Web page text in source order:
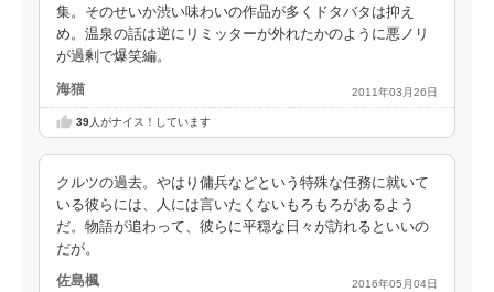
集。そのせいか渋い味わいの作品が多くドタバタは抑え
め。温泉の話は逆にリミッターが外れたかのように悪ノリ
が過剰で爆笑編。
海猫 2011年03月26日
39人がナイス！しています
クルツの過去。やはり傭兵などという特殊な任務に就いて
いる彼らには、人には言いたくないもろもろがあるよう
だ。物語が追わって、彼らに平穏な日々が訪れるといいの
だが。
佐島楓 2016年05月04日